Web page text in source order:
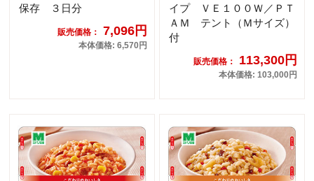
保存 ３日分
販売価格： 7,096円
本体価格: 6,570円
イプ ＶＥ１００Ｗ／ＰＴ
ＡＭ テント（Ｍサイズ）
付
販売価格： 113,300円
本体価格: 103,000円